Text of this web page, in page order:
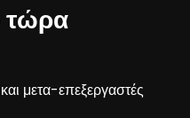
τώρα
μετα-επεξεργαστές